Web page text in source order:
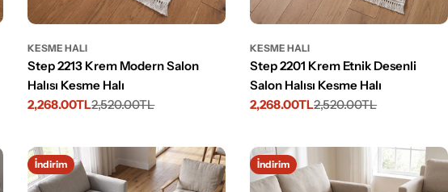
KESME HALI
Step 2213 Krem Modern Salon
Halısı Kesme Halı
İndirimli
2,268.00TL
Normal
2,520.00TL
KESME HALI
Step 2201 Krem Etnik Desenli
Salon Halısı Kesme Halı
İndirimli
2,268.00TL
Normal
2,520.00TL
İndirim İndirim